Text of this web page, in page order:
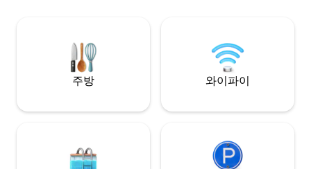
Italianate building with dual aspect
windows uniquely giving fabulous views
주방 와이파이